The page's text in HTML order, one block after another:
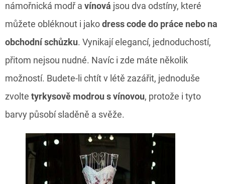
námořnická modř a vínová jsou dva odstíny, které
můžete obléknout i jakodress code do práce nebo na
obchodní schůzku. Vynikají elegancí, jednoduchostí,
přitom nejsou nudné. Navíc i zde máte několik
možností. Budete-li chtít v létě zazářit, jednoduše
zvolte tyrkysově modrou s vínovou, protože i tyto
barvy působí sladěně a svěže.